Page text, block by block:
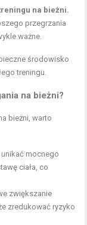
na bieżni.
przegrzania
ważne.
środowisko
treningu.
na bieżni?
bieżni, warto
mocnego
ciała, co
zwiększanie
zredukować ryzyko